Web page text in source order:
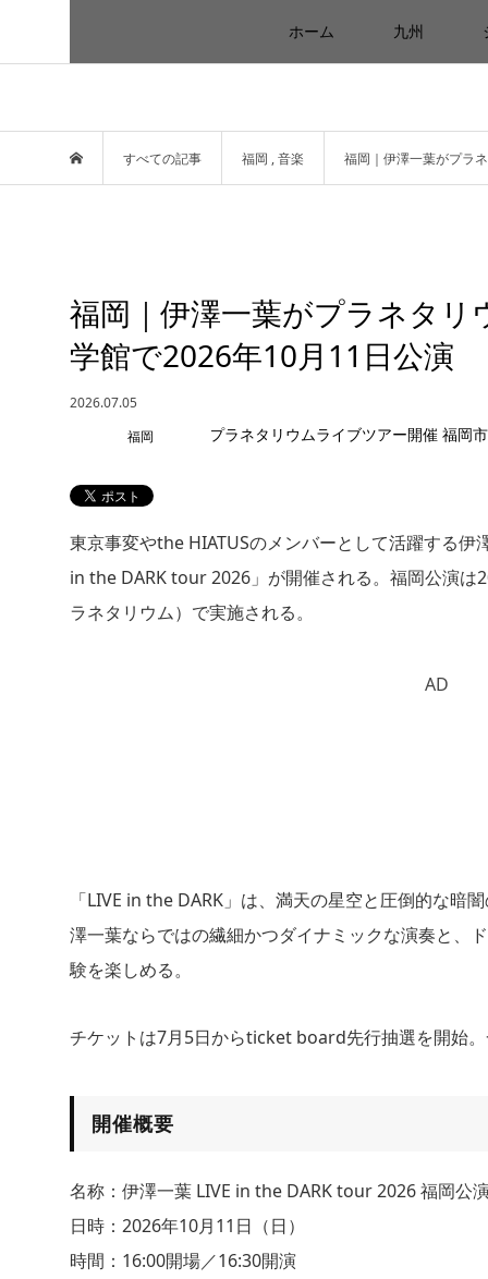
ホーム 九州
すべての記事 福岡 ,音楽 福岡｜伊澤一葉がプラ
福岡｜伊澤一葉がプラネタ
学館で2026年10月11日公演
2026.07.05
福岡
東京事変やthe HIATUSのメンバーとして活躍する
in the DARK tour 2026」が開催される。福岡公演
ラネタリウム）で実施される。
AD
「LIVE in the DARK」は、満天の星空と圧倒的な暗
澤一葉ならではの繊細かつダイナミックな演奏と、
験を楽しめる。
チケットは7月5日からticket board先行抽選を開始
開催概要
名称：伊澤一葉 LIVE in the DARK tour 2026 福岡公
日時：2026年10月11日（日）
時間：16:00開場／16:30開演